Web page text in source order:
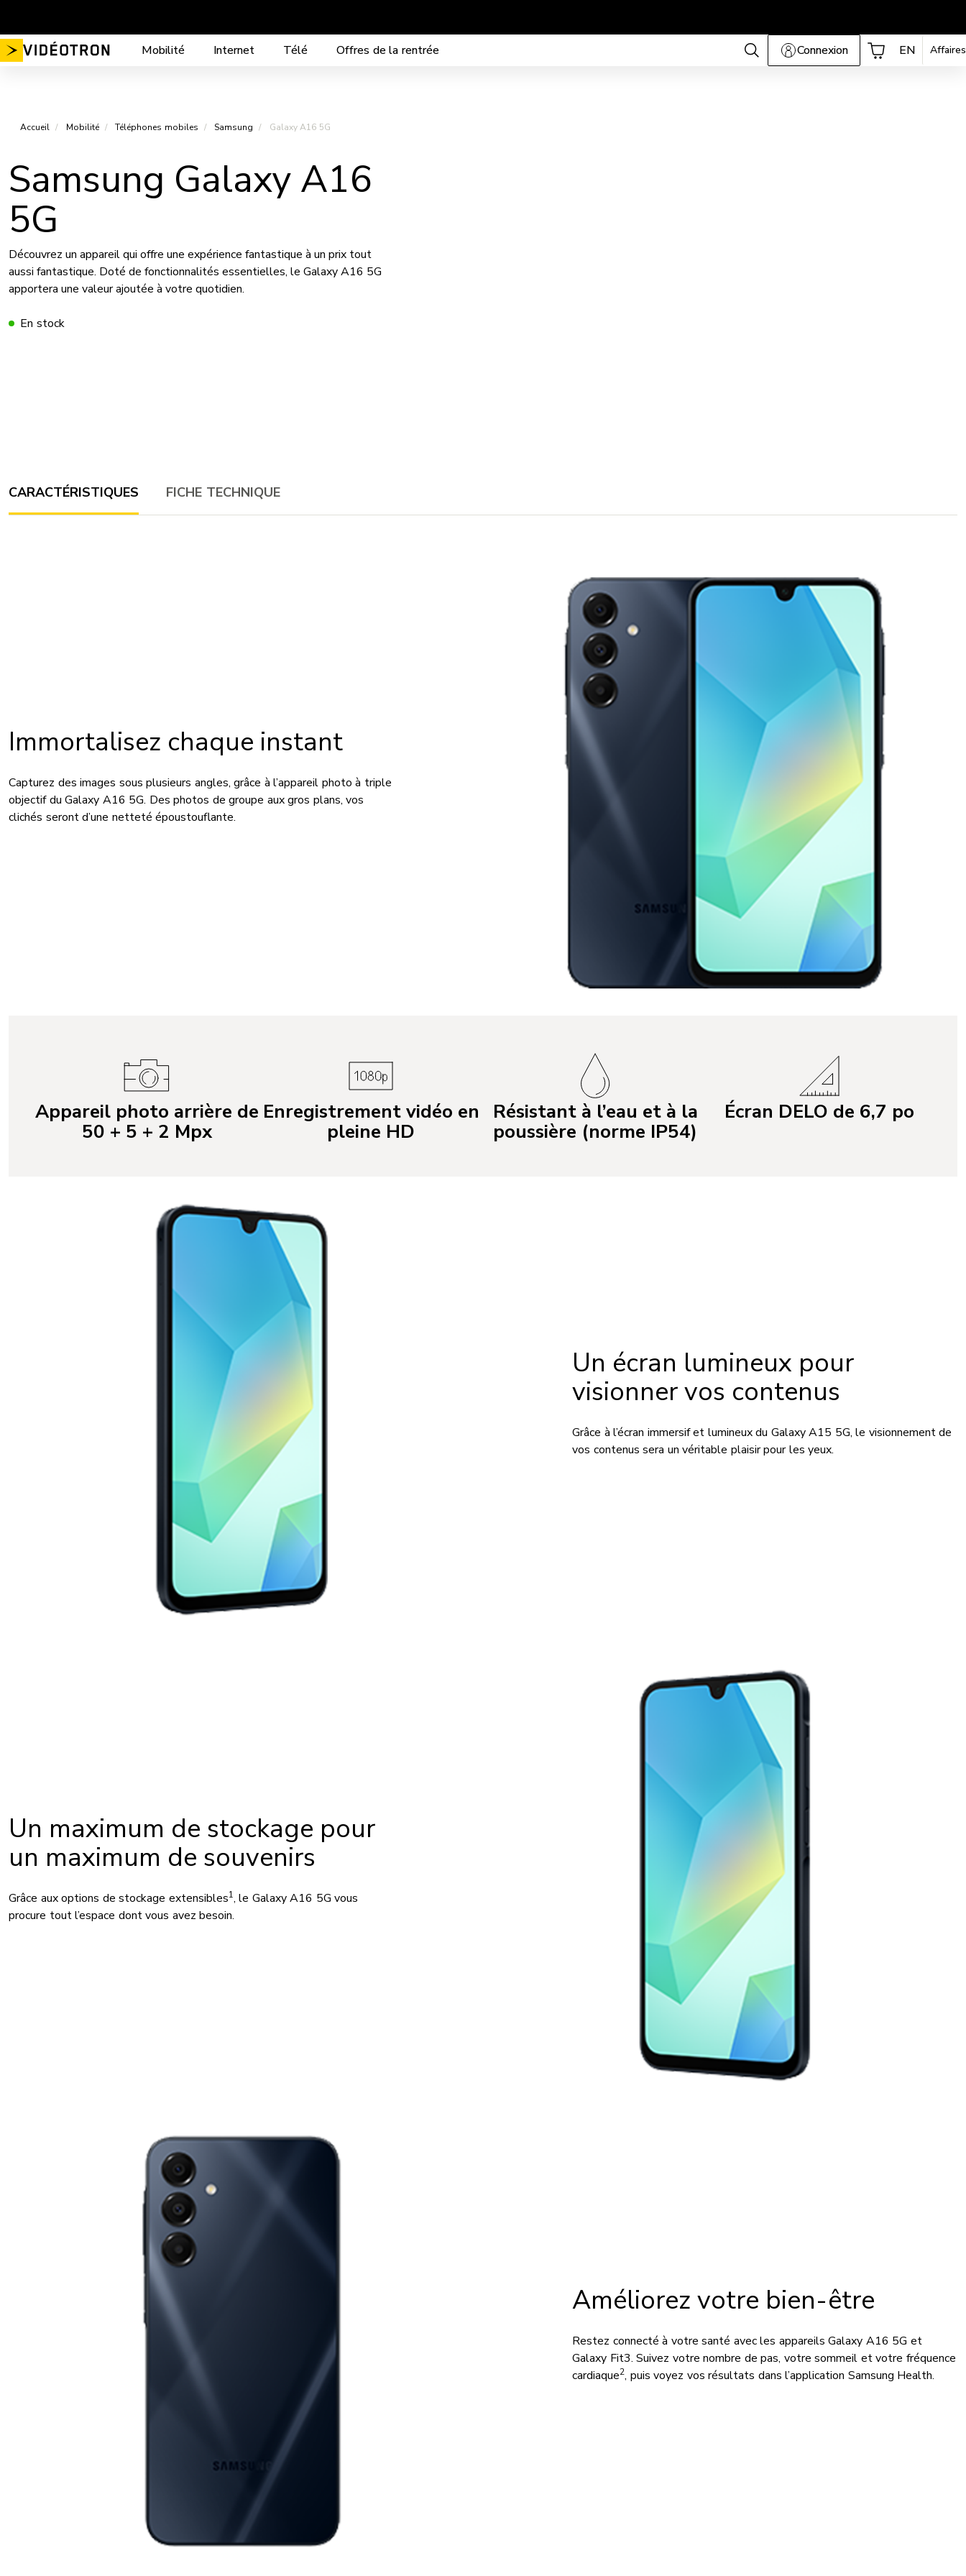
contenu
Mobilité Internet Télé Offres de la rentrée Connexion EN Affaires
Accueil Mobilité Téléphones mobiles Samsung Galaxy A16 5G
Samsung Galaxy A16
5G
Découvrez un appareil qui offre une expérience fantastique à un prix tout
aussi fantastique. Doté de fonctionnalités essentielles, le Galaxy A16 5G
apportera une valeur ajoutée à votre quotidien.
En stock
CARACTÉRISTIQUES FICHE TECHNIQUE
Immortalisez chaque instant
Capturez des images sous plusieurs angles, grâce à l’appareil photo à triple
objectif du Galaxy A16 5G. Des photos de groupe aux gros plans, vos
clichés seront d’une netteté époustouflante.
Appareil photo arrière de
50 + 5 + 2 Mpx
Enregistrement vidéo en
pleine HD
Résistant à l’eau et à la
poussière (norme IP54)
Écran DELO de 6,7 po
Un écran lumineux pour
visionner vos contenus
Grâce à l’écran immersif et lumineux du Galaxy A15 5G, le visionnement de
vos contenus sera un véritable plaisir pour les yeux.
Un maximum de stockage pour
un maximum de souvenirs
Grâce aux options de stockage extensibles1, le Galaxy A16 5G vous
procure tout l’espace dont vous avez besoin.
Améliorez votre bien-être
Restez connecté à votre santé avec les appareils Galaxy A16 5G et
Galaxy Fit3. Suivez votre nombre de pas, votre sommeil et votre fréquence
cardiaque2, puis voyez vos résultats dans l’application Samsung Health.